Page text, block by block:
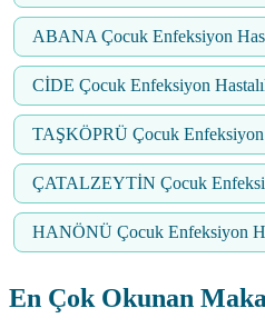
ABANA Çocuk Enfeksiyon
CİDE Çocuk Enfeksiyon
TAŞKÖPRÜ Çocuk Enfeksiyon
ÇATALZEYTİN Çocuk
HANÖNÜ Çocuk Enfeksiyon
En Çok Okunan